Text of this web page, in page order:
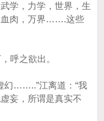
学，力学，世界，生
血肉，万界…….这些
呼之欲出。
幻……..”江离道：“我
妄，所谓是真实不